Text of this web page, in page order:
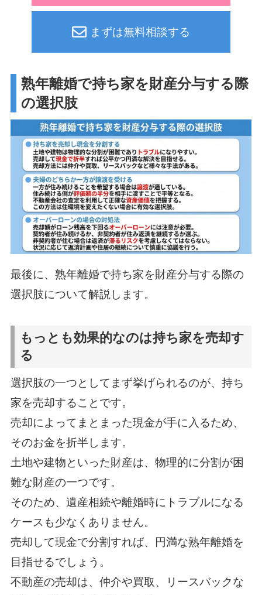
まずは無料相談する
熟年離婚で持ち家を財産分与する際
の選択肢
最後に、熟年離婚で持ち家を財産分与する際の
選択肢について解説します。
もっとも効果的なのは持ち家を売却す
る
選択肢の一つとしてまず挙げられるのが、持ち
家を売却することです。
売却によってまとまった現金が手に入るため、
そのお金を折半します。
土地や建物といった財産は、物理的に分割が困
難な財産の一つです。
そのため、遺産相続や離婚時にトラブルになる
ケースも少なくありません。
売却して現金で分割すれば、円満な熟年離婚を
目指せるでしょう。
不動産の売却は、仲介や買取、リースバックな